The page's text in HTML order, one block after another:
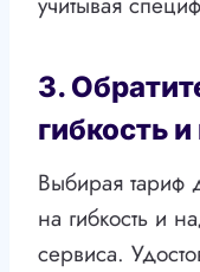
3.
гибкость
Выбирая тариф
на гибкость и
сервиса.